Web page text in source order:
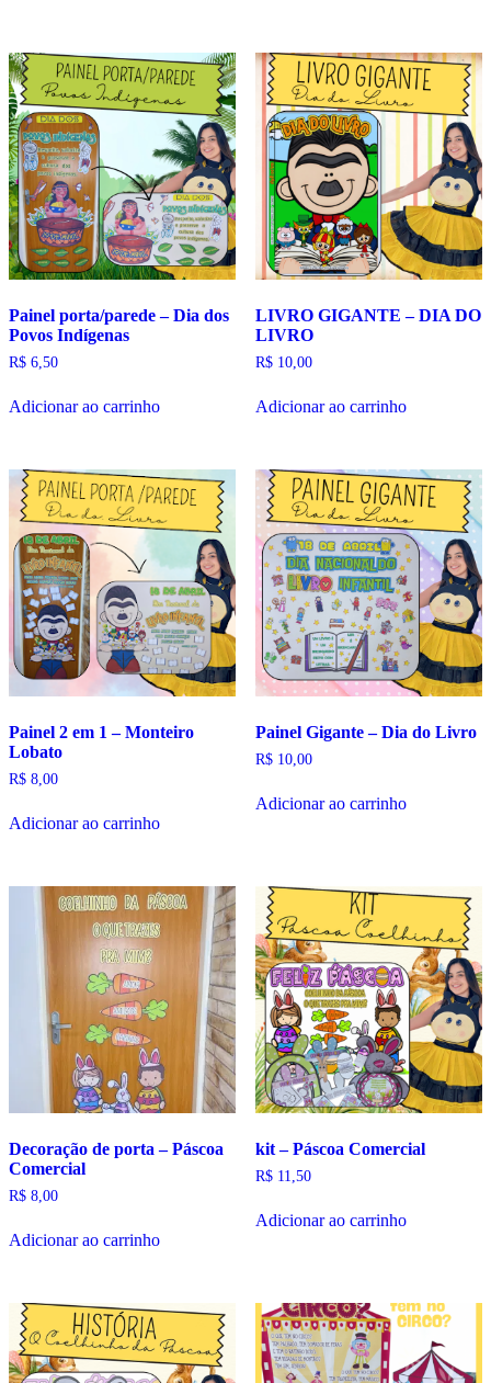
Painel porta/parede – Dia dos
Povos Indígenas
R$ 6,50
Adicionar ao carrinho
LIVRO GIGANTE – DIA DO
LIVRO
R$10,00
Adicionar ao carrinho
Painel 2 em 1 – Monteiro
Lobato
R$ 8,00
Adicionar ao carrinho
Painel Gigante – Dia do Livro
R$10,00
Adicionar ao carrinho
Decoração de porta – Páscoa
Comercial
R$ 8,00
Adicionar ao carrinho
kit – Páscoa Comercial
R$11,50
Adicionar ao carrinho